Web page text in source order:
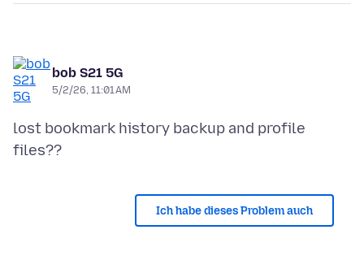
bob S21 5G
5/2/26, 11:01 AM
lost bookmark history backup and profile
Ich habe dieses Problem auch